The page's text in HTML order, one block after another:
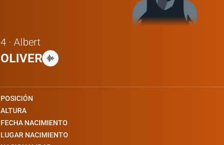
4 · Albert
OLIVER
POSICIÓN
ALTURA
FECHA NACIMIENTO
LUGAR NACIMIENTO